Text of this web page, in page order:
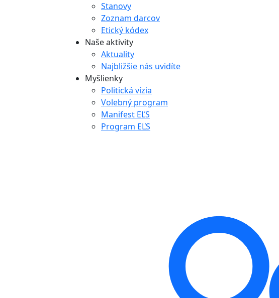
Stanovy
Zoznam darcov
Etický kódex
Naše aktivity
Aktuality
Najbližšie nás uvidíte
Myšlienky
Politická vízia
Volebný program
Manifest EĽS
Program EĽS